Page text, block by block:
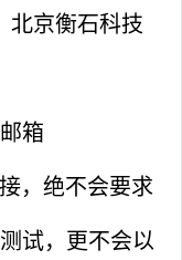
北京衡石科技
箱
，绝不会要求
试，更不会以